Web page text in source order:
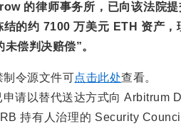
的律师事务所，已向该法院
的约 7100 万美元 ETH 资产
偿判决赔偿”。
令源文件可点击此处查看。
请以替代送达方式向
持有人治理的 Security